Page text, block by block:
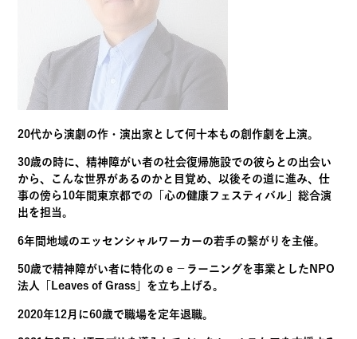
20代から演劇の作・演出家として何十本もの創作劇を上演。
30歳の時に、精神障がい者の社会復帰施設での彼らとの出会い
から、こんな世界があるのかと目覚め、以後その道に進み、仕
事の傍ら10年間東京都での「心の健康フェスティバル」総合演
出を担当。
6年間地域のエッセンシャルワーカーの若手の繋がりを主催。
50歳で精神障がい者に特化のｅ－ラーニングを事業としたNPO
法人「Leaves of Grass」を立ち上げる。
2020年12月に60歳で職場を定年退職。